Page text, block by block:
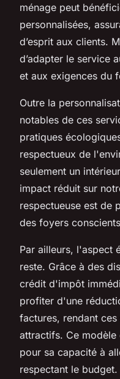
ménage peut
personnalisées,
d’esprit aux clients.
d’adapter le service
et aux exigences du
Outre la
notables de ces
pratiques
respectueux de
seulement un
impact réduit sur
respectueuse est de
des foyers
Par ailleurs, l'aspect
reste. Grâce à des
crédit d'impôt
profiter d'une
factures, rendant
attractifs. Ce
pour sa capacité à
respectant le